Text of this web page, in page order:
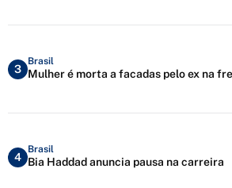
3
Brasil
Mulher é morta a facadas pelo ex na
4
Brasil
Bia Haddad anuncia pausa na carreira